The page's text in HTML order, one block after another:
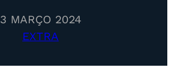
3 MARÇO 2024
EXTRA